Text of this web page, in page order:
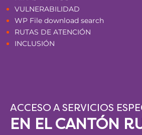
VULNERABILIDAD
WP File download search
RUTAS DE ATENCIÓN
INCLUSIÓN
ACCESO A SERVICIOS
EN EL CANTÓN